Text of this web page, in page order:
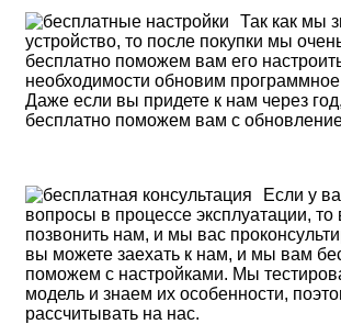
Так как мы
устройство, то после покупки мы
бесплатно поможем вам его
необходимости обновим
Даже если вы придете к нам через
бесплатно поможем вам с
Если у
вопросы в процессе эксплуатации,
позвонить нам, и мы вас
вы можете заехать к нам, и мы вам
поможем с настройками. Мы
модель и знаем их особенности,
рассчитывать на нас.